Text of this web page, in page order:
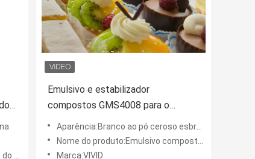
Emulsivo e estabilizador
compostos GMS4008 para o
gelado e o bolo de esponja
Aparência:Branco ao pó ceroso esbranquiçado
Nome do produto:Emulsivo composto 4008
Marca:VIVID